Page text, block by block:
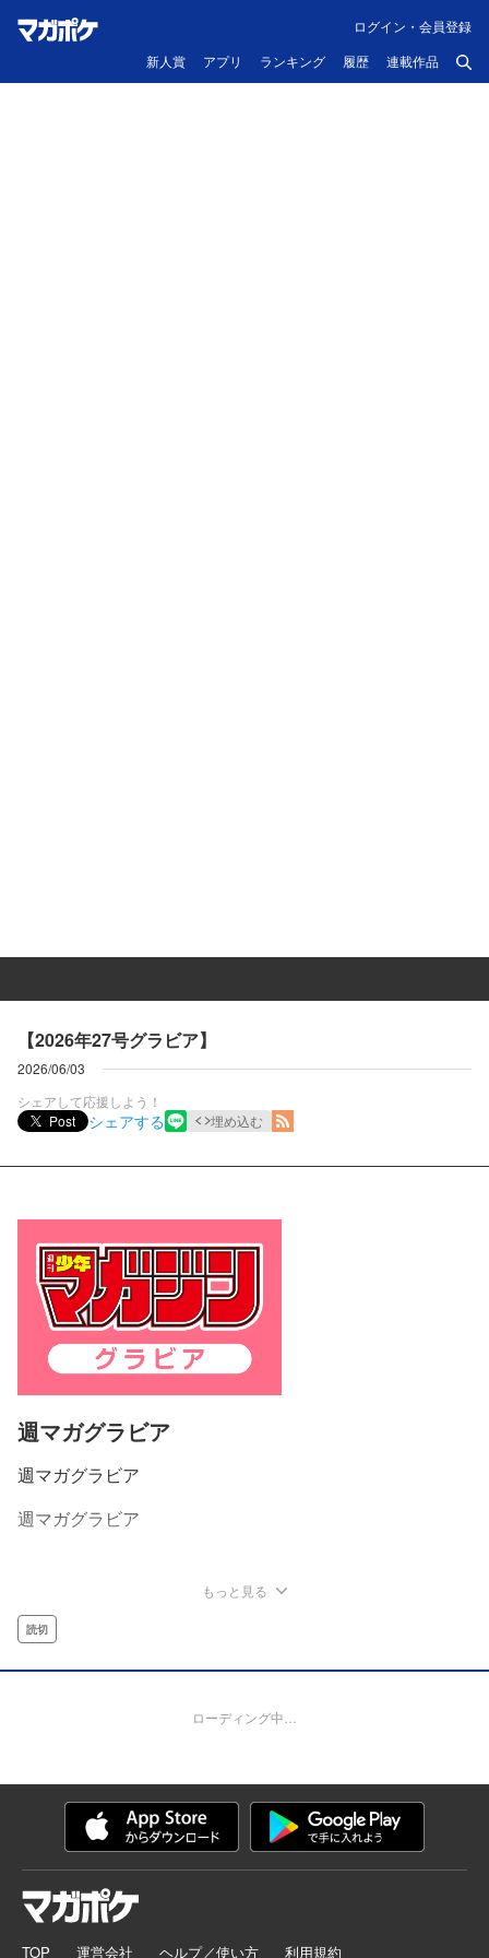
新人賞 アプリ ランキング 履歴 連載作品
ログイン・会員登録
【2026年27号グラビア】
2026/06/03
シェアして応援しよう！
Post
シェアする 埋め込む
週マガグラビア
週マガグラビア
週マガグラビア
もっと見る
読切
ローディング中…
TOP 運営会社 ヘルプ／使い方 利用規約